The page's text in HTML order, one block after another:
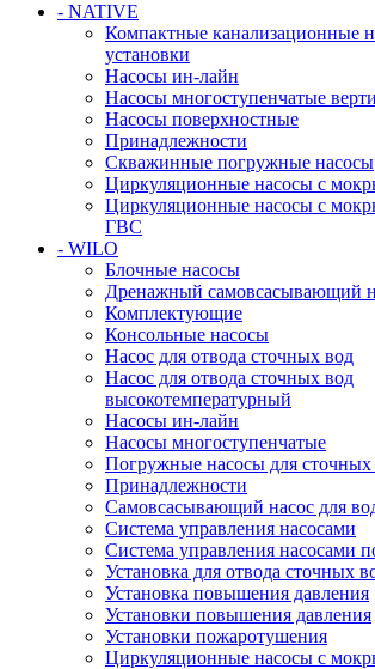
- NATIVE
Компактные канализационные
установки
Насосы ин-лайн
Насосы многоступенчатые
Насосы поверхностные
Принадлежности
Скважинные погружные насосы
Циркуляционные насосы с
Циркуляционные насосы с
ГВС
- WILO
Блочные насосы
Дренажный самовсасывающий
Комплектующие
Консольные насосы
Насос для отвода сточных вод
Насос для отвода сточных вод
высокотемпературный
Насосы ин-лайн
Насосы многоступенчатые
Погружные насосы для сточных
Принадлежности
Самовсасывающий насос для
Система управления насосами
Система управления насосами
Установка для отвода сточных
Установка повышения давления
Установки повышения давления
Установки пожаротушения
Циркуляционные насосы с